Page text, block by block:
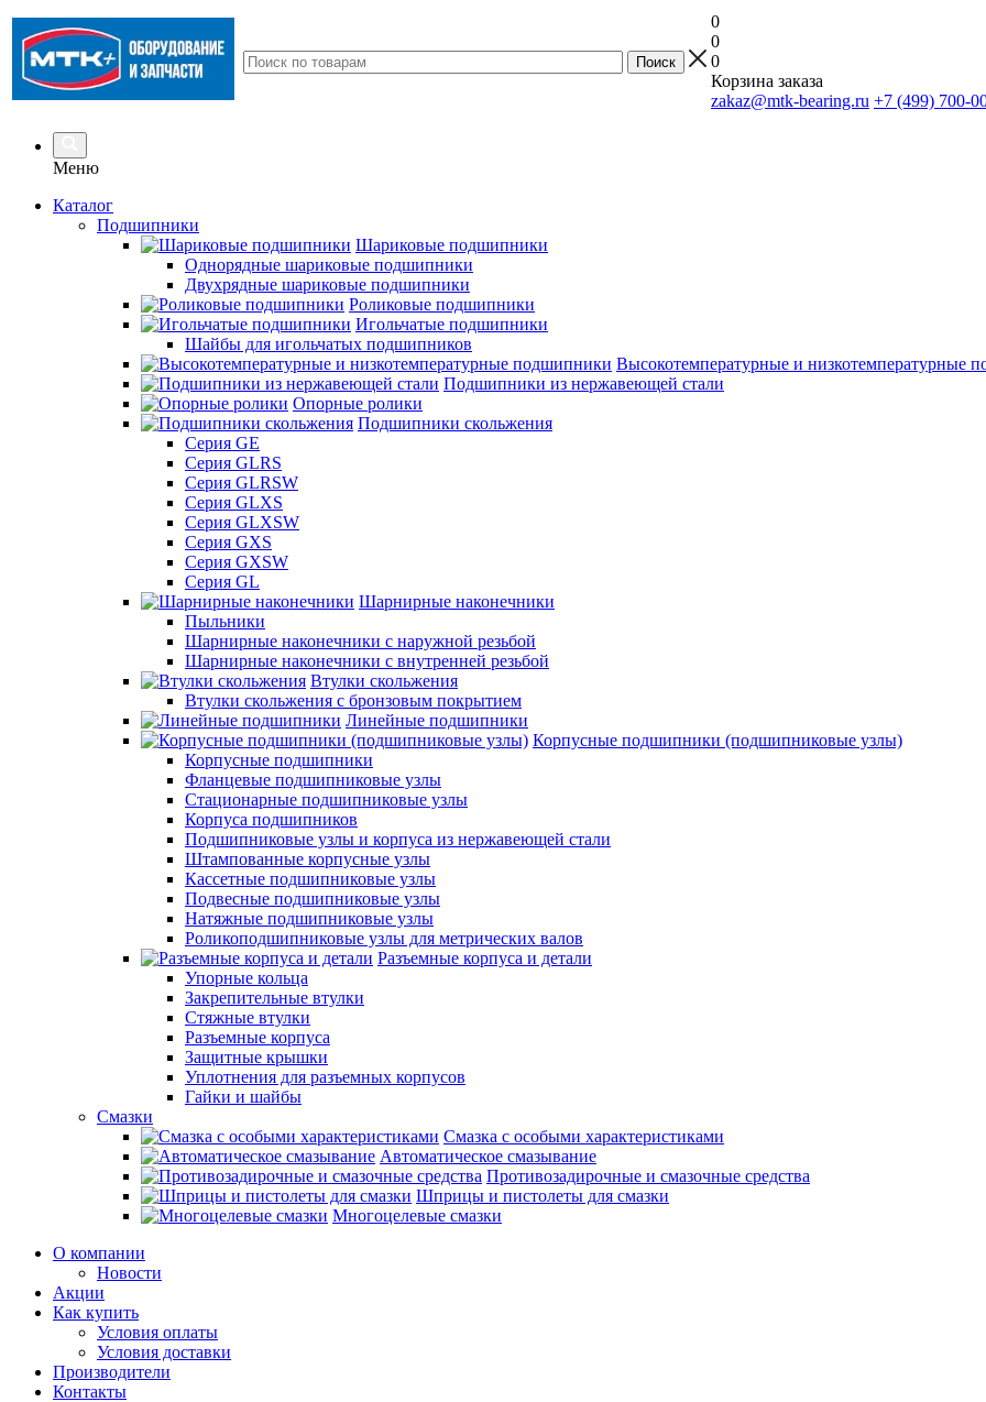
0
0
0
Корзина заказа
zakaz@mtk-bearing.ru +7 (499) 700-
Меню
Каталог
Подшипники
Шариковые подшипники
Однорядные шариковые подшипники
Двухрядные шариковые подшипники
Роликовые подшипники
Игольчатые подшипники
Шайбы для игольчатых подшипников
Высокотемпературные и низкотемпературные
Подшипники из нержавеющей стали
Опорные ролики
Подшипники скольжения
Серия GE
Серия GLRS
Серия GLRSW
Серия GLXS
Серия GLXSW
Серия GXS
Серия GXSW
Серия GL
Шарнирные наконечники
Пыльники
Шарнирные наконечники с наружной резьбой
Шарнирные наконечники с внутренней резьбой
Втулки скольжения
Втулки скольжения с бронзовым покрытием
Линейные подшипники
Корпусные подшипники (подшипниковые узлы)
Корпусные подшипники
Фланцевые подшипниковые узлы
Стационарные подшипниковые узлы
Корпуса подшипников
Подшипниковые узлы и корпуса из нержавеющей стали
Штампованные корпусные узлы
Кассетные подшипниковые узлы
Подвесные подшипниковые узлы
Натяжные подшипниковые узлы
Роликоподшипниковые узлы для метрических валов
Разъемные корпуса и детали
Упорные кольца
Закрепительные втулки
Стяжные втулки
Разъемные корпуса
Защитные крышки
Уплотнения для разъемных корпусов
Гайки и шайбы
Смазки
Смазка с особыми характеристиками
Автоматическое смазывание
Противозадирочные и смазочные средства
Шприцы и пистолеты для смазки
Многоцелевые смазки
О компании
Новости
Акции
Как купить
Условия оплаты
Условия доставки
Производители
Контакты